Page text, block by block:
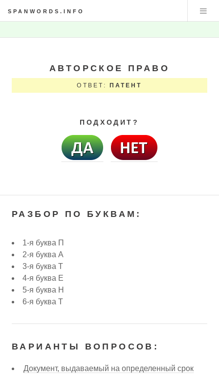
SPANWORDS.INFO
АВТОРСКОЕ ПРАВО
ОТВЕТ: ПАТЕНТ
ПОДХОДИТ?
РАЗБОР ПО БУКВАМ:
1-я буква П
2-я буква А
3-я буква Т
4-я буква Е
5-я буква Н
6-я буква Т
ВАРИАНТЫ ВОПРОСОВ:
Документ, выдаваемый на определенный срок